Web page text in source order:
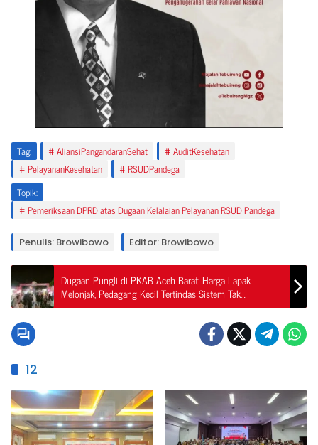
Tag: AliansiPangandaranSehat
AuditKesehatan
PelayananKesehatan
RSUDPandega
Topik:
Pemeriksaan DPRD atas Dugaan Kelalaian Pelayanan RSUD Pandega
Penulis: Browibowo Editor: Browibowo
Dugaan Pungli di PKAB Aceh Barat: Harga Lapak
Melonjak, Pedagang Kecil Tertindas Sistem Tak
Transparan
12